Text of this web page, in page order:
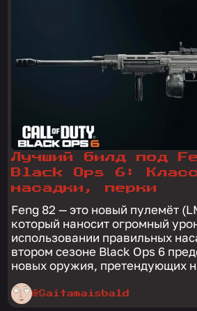
Лучший билд под
Black Ops 6:
насадки, перки
Feng 82 — это новый пулемёт
который наносит огромный
использовании правильных
втором сезоне Black Ops 6
новых оружия, претендующих
@Saitamaisbald